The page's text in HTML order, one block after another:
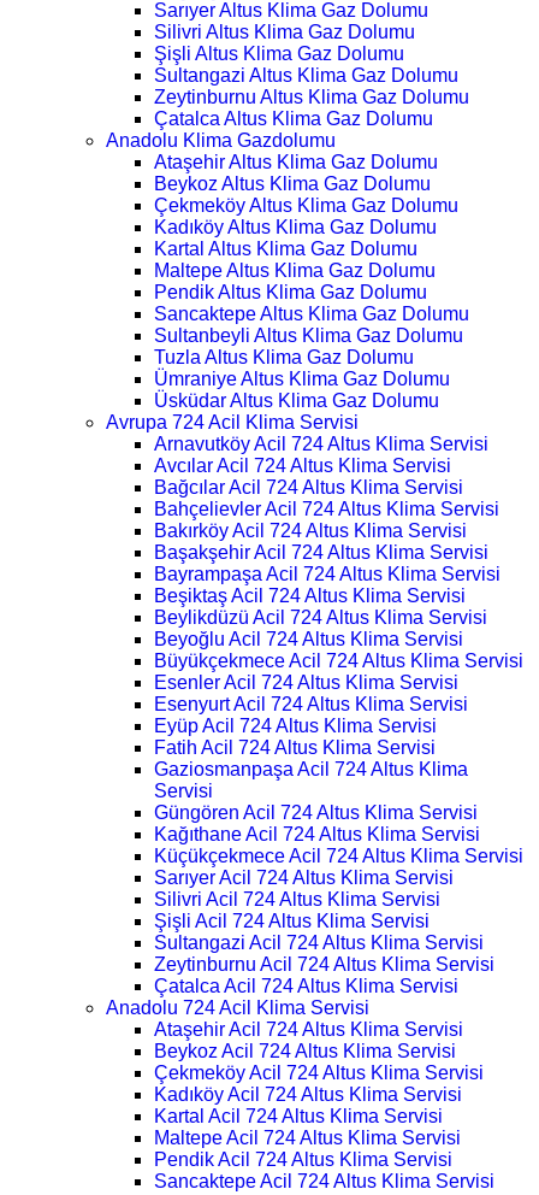
Sarıyer Altus Klima Gaz Dolumu
Silivri Altus Klima Gaz Dolumu
Şişli Altus Klima Gaz Dolumu
Sultangazi Altus Klima Gaz Dolumu
Zeytinburnu Altus Klima Gaz Dolumu
Çatalca Altus Klima Gaz Dolumu
Anadolu Klima Gazdolumu
Ataşehir Altus Klima Gaz Dolumu
Beykoz Altus Klima Gaz Dolumu
Çekmeköy Altus Klima Gaz Dolumu
Kadıköy Altus Klima Gaz Dolumu
Kartal Altus Klima Gaz Dolumu
Maltepe Altus Klima Gaz Dolumu
Pendik Altus Klima Gaz Dolumu
Sancaktepe Altus Klima Gaz Dolumu
Sultanbeyli Altus Klima Gaz Dolumu
Tuzla Altus Klima Gaz Dolumu
Ümraniye Altus Klima Gaz Dolumu
Üsküdar Altus Klima Gaz Dolumu
Avrupa 724 Acil Klima Servisi
Arnavutköy Acil 724 Altus Klima Servisi
Avcılar Acil 724 Altus Klima Servisi
Bağcılar Acil 724 Altus Klima Servisi
Bahçelievler Acil 724 Altus Klima Servisi
Bakırköy Acil 724 Altus Klima Servisi
Başakşehir Acil 724 Altus Klima Servisi
Bayrampaşa Acil 724 Altus Klima Servisi
Beşiktaş Acil 724 Altus Klima Servisi
Beylikdüzü Acil 724 Altus Klima Servisi
Beyoğlu Acil 724 Altus Klima Servisi
Büyükçekmece Acil 724 Altus Klima Servisi
Esenler Acil 724 Altus Klima Servisi
Esenyurt Acil 724 Altus Klima Servisi
Eyüp Acil 724 Altus Klima Servisi
Fatih Acil 724 Altus Klima Servisi
Gaziosmanpaşa Acil 724 Altus Klima
Servisi
Güngören Acil 724 Altus Klima Servisi
Kağıthane Acil 724 Altus Klima Servisi
Küçükçekmece Acil 724 Altus Klima Servisi
Sarıyer Acil 724 Altus Klima Servisi
Silivri Acil 724 Altus Klima Servisi
Şişli Acil 724 Altus Klima Servisi
Sultangazi Acil 724 Altus Klima Servisi
Zeytinburnu Acil 724 Altus Klima Servisi
Çatalca Acil 724 Altus Klima Servisi
Anadolu 724 Acil Klima Servisi
Ataşehir Acil 724 Altus Klima Servisi
Beykoz Acil 724 Altus Klima Servisi
Çekmeköy Acil 724 Altus Klima Servisi
Kadıköy Acil 724 Altus Klima Servisi
Kartal Acil 724 Altus Klima Servisi
Maltepe Acil 724 Altus Klima Servisi
Pendik Acil 724 Altus Klima Servisi
Sancaktepe Acil 724 Altus Klima Servisi